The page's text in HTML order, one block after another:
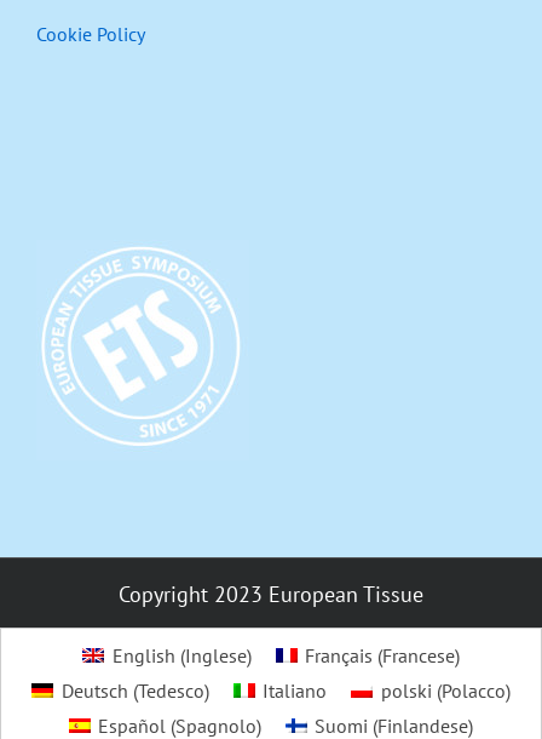
Cookie Policy
Copyright 2023 European Tissue
English (Inglese) Français (Francese)
Deutsch (Tedesco) Italiano polski (Polacco)
Español (Spagnolo) Suomi (Finlandese)